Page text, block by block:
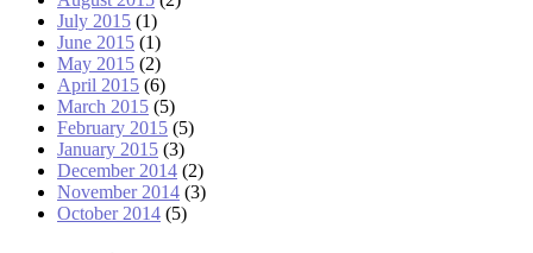
July 2015 (1)
June 2015 (1)
May 2015 (2)
April 2015 (6)
March 2015 (5)
February 2015 (5)
January 2015 (3)
December 2014 (2)
November 2014 (3)
October 2014 (5)